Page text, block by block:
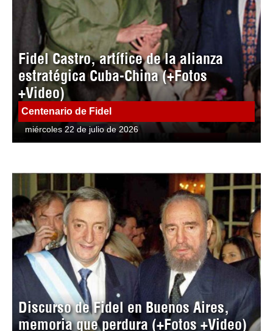
Fidel Castro, artífice de la alianza
estratégica Cuba-China (+Fotos
+Video)
Centenario de Fidel
miércoles 22 de julio de 2026
Discurso de Fidel en Buenos Aires,
memoria que perdura (+Fotos +Video)